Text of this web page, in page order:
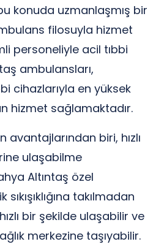
konuda uzmanlaşmış bir
filosuyla hizmet
personeliyle acil tıbbi
ambulansları,
cihazlarıyla en yüksek
hizmet sağlamaktadır.
avantajlarından biri, hızlı
ulaşabilme
Altıntaş özel
takılmadan
bir şekilde ulaşabilir ve
merkezine taşıyabilir.